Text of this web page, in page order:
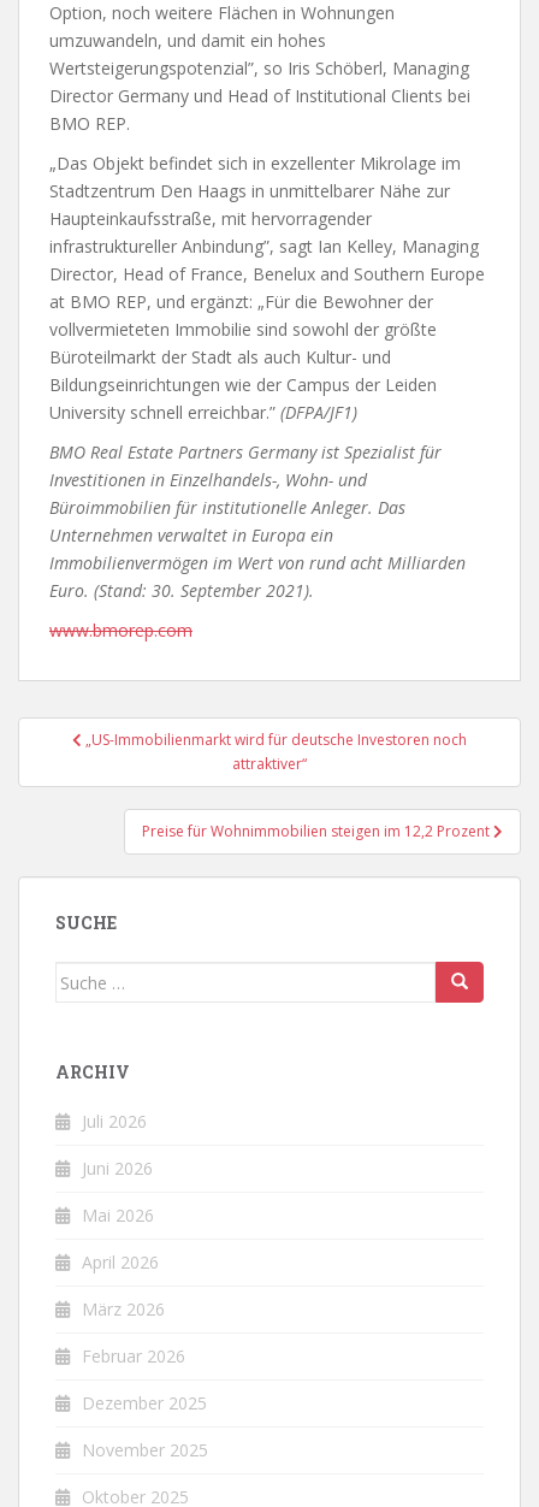
Option, noch weitere Flächen in Wohnungen
umzuwandeln, und damit ein hohes
Wertsteigerungspotenzial”, so Iris Schöberl, Managing
Director Germany und Head of Institutional Clients bei
BMO REP.
„Das Objekt befindet sich in exzellenter Mikrolage im
Stadtzentrum Den Haags in unmittelbarer Nähe zur
Haupteinkaufsstraße, mit hervorragender
infrastruktureller Anbindung”, sagt Ian Kelley, Managing
Director, Head of France, Benelux and Southern Europe
at BMO REP, und ergänzt: „Für die Bewohner der
vollvermieteten Immobilie sind sowohl der größte
Büroteilmarkt der Stadt als auch Kultur- und
Bildungseinrichtungen wie der Campus der Leiden
University schnell erreichbar.” (DFPA/JF1)
BMO Real Estate Partners Germany ist Spezialist für
Investitionen in Einzelhandels-, Wohn- und
Büroimmobilien für institutionelle Anleger. Das
Unternehmen verwaltet in Europa ein
Immobilienvermögen im Wert von rund acht Milliarden
Euro. (Stand: 30. September 2021).
www.bmorep.com
Beitragsnavigation
„US-Immobilienmarkt wird für deutsche Investoren noch
attraktiver“
Preise für Wohnimmobilien steigen im 12,2 Prozent
SUCHE
Suche
ARCHIV
Juli 2026
Juni 2026
Mai 2026
April 2026
März 2026
Februar 2026
Dezember 2025
November 2025
Oktober 2025